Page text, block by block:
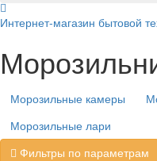
Интернет-магазин бытовой
Морозильные камеры
Морозильные лари
Фильтры по параметрам